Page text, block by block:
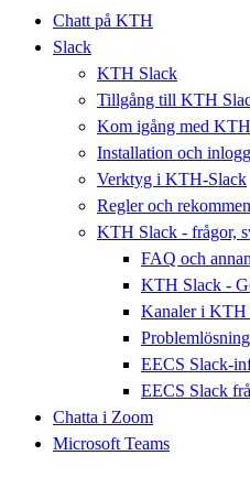
Chatt på KTH
Slack
KTH Slack
Tillgång till KTH
Kom igång med
Installation och
Verktyg i KTH-Slack
Regler och
KTH Slack - frågor,
FAQ och
KTH Slack -
Kanaler i KTH
EECS Slack-
EECS Slack
Chatta i Zoom
Microsoft Teams